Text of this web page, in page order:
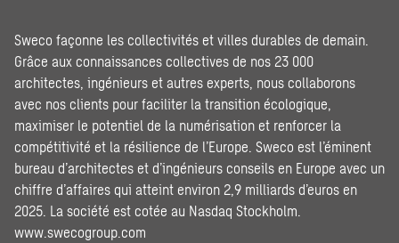
Sweco façonne les collectivités et villes durables de demain.
Grâce aux connaissances collectives de nos 23 000
architectes, ingénieurs et autres experts, nous collaborons
avec nos clients pour faciliter la transition écologique,
maximiser le potentiel de la numérisation et renforcer la
compétitivité et la résilience de l’Europe. Sweco est l’éminent
bureau d’architectes et d’ingénieurs conseils en Europe avec un
chiffre d’affaires qui atteint environ 2,9 milliards d’euros en
2025. La société est cotée au Nasdaq Stockholm.
www.swecogroup.com